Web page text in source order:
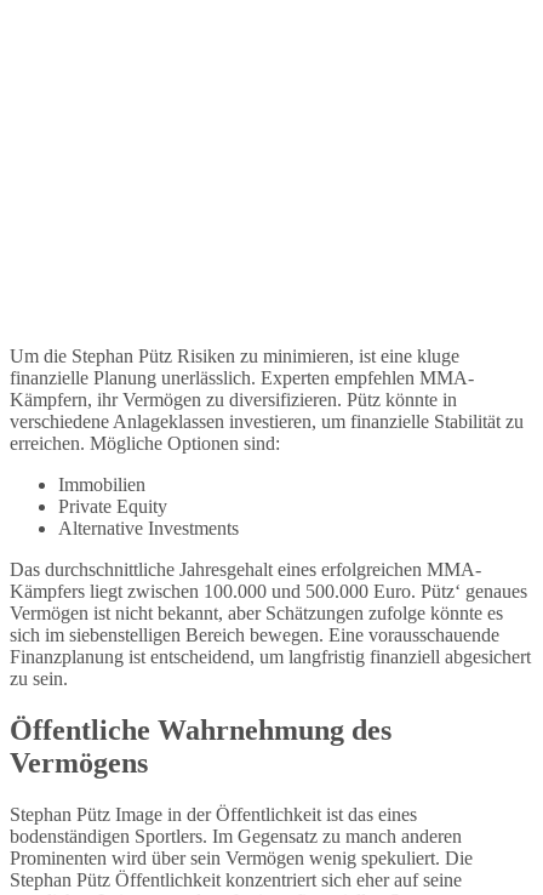
Um die Stephan Pütz Risiken zu minimieren, ist eine kluge
finanzielle Planung unerlässlich. Experten empfehlen MMA-
Kämpfern, ihr Vermögen zu diversifizieren. Pütz könnte in
verschiedene Anlageklassen investieren, um finanzielle Stabilität zu
erreichen. Mögliche Optionen sind:
Immobilien
Private Equity
Alternative Investments
Das durchschnittliche Jahresgehalt eines erfolgreichen MMA-
Kämpfers liegt zwischen 100.000 und 500.000 Euro. Pütz‘ genaues
Vermögen ist nicht bekannt, aber Schätzungen zufolge könnte es
sich im siebenstelligen Bereich bewegen. Eine vorausschauende
Finanzplanung ist entscheidend, um langfristig finanziell abgesichert
zu sein.
Öffentliche Wahrnehmung des
Vermögens
Stephan Pütz Image in der Öffentlichkeit ist das eines
bodenständigen Sportlers. Im Gegensatz zu manch anderen
Prominenten wird über sein Vermögen wenig spekuliert. Die
Stephan Pütz Öffentlichkeit konzentriert sich eher auf seine